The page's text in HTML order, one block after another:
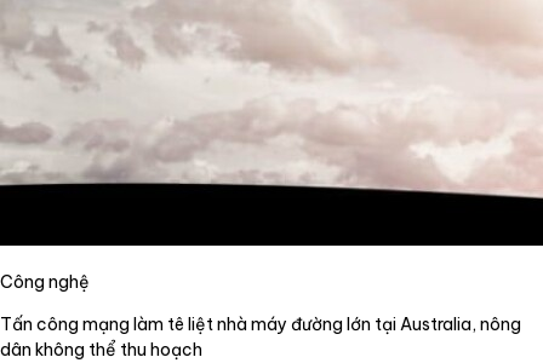
Công nghệ
Tấn công mạng làm tê liệt nhà máy đường lớn tại Australia, nông
dân không thể thu hoạch